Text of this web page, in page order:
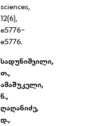
sciences,
12(6),
e5776-
e5776.
სადუნიშვილი,
თ.,
ამაშუკელი,
ნ.,
ღაღანიძე,
დ.,